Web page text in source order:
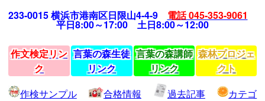
233-0015 横浜市港南区日限山4-4-9 電話 045-353-9061
平日8:00～17:00 土日8:00～12:00
作文検定リン
ク
言葉の森生徒
リンク
言葉の森講師
リンク
森林プロジェ
クト
作検サンプル
合格情報 過去記事
カテゴ